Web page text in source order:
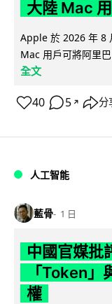
大陸 Mac
Apple 於 2026 年 8
Mac 用戶可將阿里
全文
40 5 ↗ 分
人工智能
藍骨 1 日
中國官媒
「Token
權